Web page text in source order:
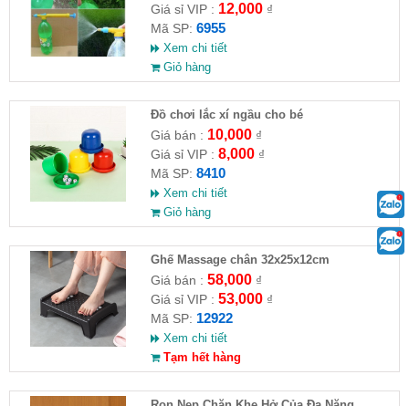
Giá sỉ VIP : 12,000₫
Mã SP: 6955
Xem chi tiết
Giỏ hàng
Đồ chơi lắc xí ngầu cho bé
Giá bán : 10,000₫
Giá sỉ VIP : 8,000₫
Mã SP: 8410
Xem chi tiết
Giỏ hàng
Ghế Massage chân 32x25x12cm
Giá bán : 58,000₫
Giá sỉ VIP : 53,000₫
Mã SP: 12922
Xem chi tiết
Tạm hết hàng